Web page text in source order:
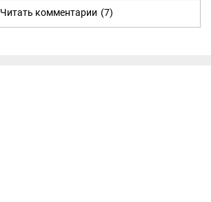
Читать комментарии (7)